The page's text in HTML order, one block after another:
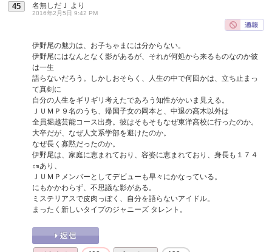
45 名無しだＪ より
2016年2月5日 9:42 PM
伊野尾の魅力は、お子ちゃまには分からない。
伊野尾にはなんとなく影があるが、それが何処から来るものなのか彼
は一生
語らないだろう。しかしおそらく、人生の中で何回かは、立ち止まっ
て真剣に
自分の人生をギリギリ考えたであろう知性がかいま見える。
ＪＵＭＰ９名のうち、帰国子女の岡本と、中退の高木以外は
全員堀越芸能コース出身。彼はそもそもなぜ東洋高校に行ったのか。
大卒だが、なぜ人文系学部を避けたのか。
なぜ長く寡黙だったのか。
伊野尾は、家庭に恵まれており、容姿に恵まれており、身長も１７４
㎝あり、
ＪＵＭＰメンバーとしてデビューも早々にかなっている。
にもかかわらず、不思議な影がある。
ミステリアスで皮肉っぽく、自分を語らないアイドル。
まったく新しいタイプのジャニーズ タレント。